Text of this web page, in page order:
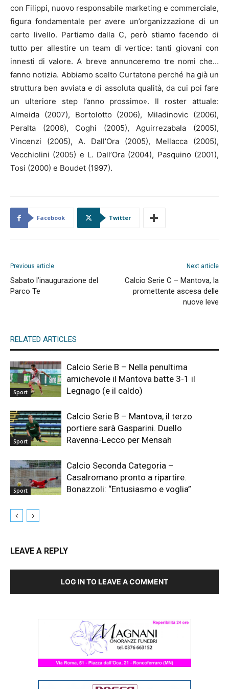
con Filippi, nuovo responsabile marketing e commerciale,
figura fondamentale per avere un’organizzazione di un
certo livello. Partiamo dalla C, però stiamo facendo di
tutto per allestire un team di vertice: tanti giovani con
innesti di valore. A breve annunceremo tre nomi che…
fanno notizia. Abbiamo scelto Curtatone perché ha già un
struttura ben avviata e di assoluta qualità, da cui poi fare
un ulteriore step l’anno prossimo». Il roster attuale:
Almeida (2007), Bortolotto (2006), Miladinovic (2006),
Peralta (2006), Coghi (2005), Aguirrezabala (2005),
Vincenzi (2005), A. Dall’Ora (2005), Mellacca (2005),
Vecchiolini (2005) e L. Dall’Ora (2004), Pasquino (2001),
Tosi (2000) e Boudet (1997).
Facebook Twitter
Previous article
Sabato l’inaugurazione del
Parco Te
Next article
Calcio Serie C – Mantova, la
promettente ascesa delle
nuove leve
RELATED ARTICLES
Sport
Calcio Serie B – Nella penultima
amichevole il Mantova batte 3-1 il
Legnago (e il caldo)
Sport
Calcio Serie B – Mantova, il terzo
portiere sarà Gasparini. Duello
Ravenna-Lecco per Mensah
Sport
Calcio Seconda Categoria –
Casalromano pronto a ripartire.
Bonazzoli: “Entusiasmo e voglia”
LEAVE A REPLY
LOG IN TO LEAVE A COMMENT